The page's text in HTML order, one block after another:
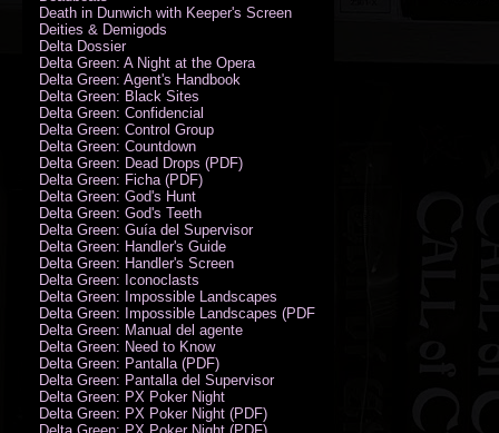
Death in Dunwich with Keeper's Screen
Deities & Demigods
Delta Dossier
Delta Green: A Night at the Opera
Delta Green: Agent's Handbook
Delta Green: Black Sites
Delta Green: Confidencial
Delta Green: Control Group
Delta Green: Countdown
Delta Green: Dead Drops (PDF)
Delta Green: Ficha (PDF)
Delta Green: God's Hunt
Delta Green: God's Teeth
Delta Green: Guía del Supervisor
Delta Green: Handler's Guide
Delta Green: Handler's Screen
Delta Green: Iconoclasts
Delta Green: Impossible Landscapes
Delta Green: Impossible Landscapes (PDF - Espiral)
Delta Green: Manual del agente
Delta Green: Need to Know
Delta Green: Pantalla (PDF)
Delta Green: Pantalla del Supervisor
Delta Green: PX Poker Night
Delta Green: PX Poker Night (PDF)